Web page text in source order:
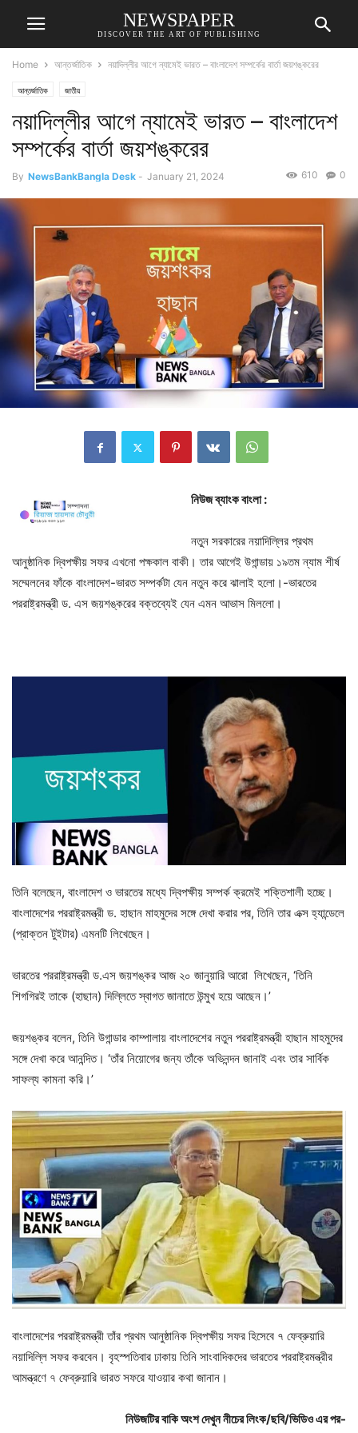
NEWSPAPER
DISCOVER THE ART OF PUBLISHING
Home আন্তর্জাতিক নয়াদিল্লীর আগে ন্যামেই ভারত – বাংলাদেশ সম্পর্কের বার্তা জয়শঙ্করের
আন্তর্জাতিক জাতীয়
নয়াদিল্লীর আগে ন্যামেই ভারত – বাংলাদেশ
সম্পর্কের বার্তা জয়শঙ্করের
By NewsBankBangla Desk - January 21, 2024 0
610
নিউজ ব্যাংক বাংলা :
নতুন সরকারের নয়াদিল্লির প্রথম
আনুষ্ঠানিক দ্বিপক্ষীয় সফর এখনো পক্ষকাল বাকী।‌ তার আগেই উগান্ডায় ১৯তম ন্যাম শীর্ষ
সম্মেলনের ফাঁকে বাংলাদেশ-ভারত সম্পর্কটা যেন নতুন করে ঝালাই হলো।-ভারতের
পররাষ্ট্রমন্ত্রী ড. এস জয়শঙ্করের বক্তব্যেই যেন এমন আভাস মিললো।
তিনি বলেছেন, বাংলাদেশ ও ভারতের মধ্যে দ্বিপক্ষীয় সম্পর্ক ক্রমেই শক্তিশালী হচ্ছে।
বাংলাদেশের পররাষ্ট্রমন্ত্রী ড. হাছান মাহমুদের সঙ্গে দেখা করার পর, তিনি তার এক্স হ্যান্ডেলে
(প্রাক্তন টুইটার) এমনটি লিখেছেন।
ভারতের পররাষ্ট্রমন্ত্রী ড.এস জয়শঙ্কর আজ ২০ জানুয়ারি আরো লিখেছেন, ‘তিনি
শিগগিরই তাকে (হাছান) দিল্লিতে স্বাগত জানাতে উন্মুখ হয়ে আছেন।’
জয়শঙ্কর বলেন, তিনি উগান্ডার কাম্পালায় বাংলাদেশের নতুন পররাষ্ট্রমন্ত্রী হাছান মাহমুদের
সঙ্গে দেখা করে আনন্দিত। ‘তাঁর নিয়োগের জন্য তাঁকে অভিনন্দন জানাই এবং তার সার্বিক
সাফল্য কামনা করি।’
বাংলাদেশের পররাষ্ট্রমন্ত্রী তাঁর প্রথম আনুষ্ঠানিক দ্বিপক্ষীয় সফর হিসেবে ৭ ফেব্রুয়ারি
নয়াদিল্লি সফর করবেন। বৃহস্পতিবার ঢাকায় তিনি সাংবাদিকদের ভারতের পররাষ্ট্রমন্ত্রীর
আমন্ত্রণে ৭ ফেব্রুয়ারি ভারত সফরে যাওয়ার কথা জানান।
নিউজটির বাকি অংশ দেখুন নীচের লিংক/ছবি/ভিডিও এর পর-